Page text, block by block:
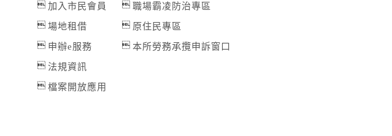
加入市民會員
場地租借
申辦e服務
法規資訊
檔案開放應用
職場霸凌防治專區
原住民專區
本所勞務承攬申訴窗口